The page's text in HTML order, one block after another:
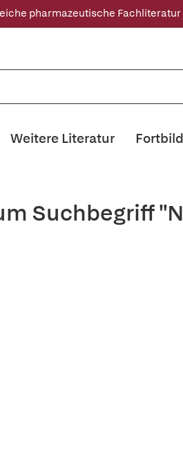
pharmazeutische Fachliteratur
Weitere Literatur
Suchbegriff